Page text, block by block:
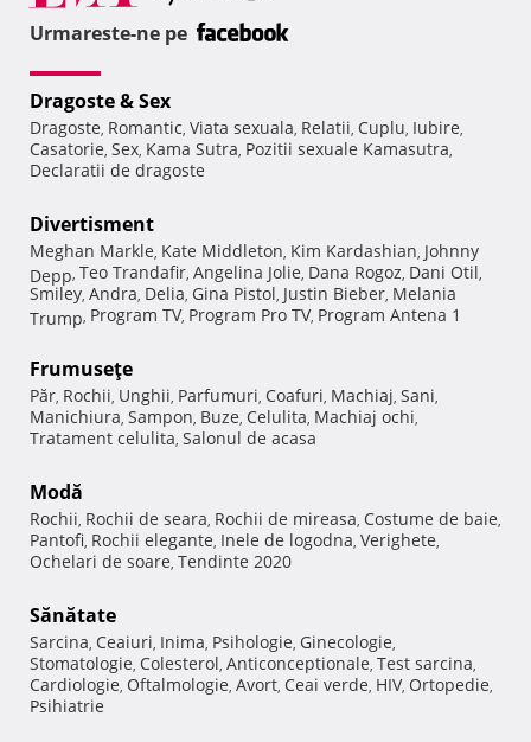
Urmareste-ne pe
Dragoste & Sex
Dragoste, Romantic, Viata sexuala, Relatii, Cuplu, Iubire,
Casatorie, Sex, Kama Sutra, Pozitii sexuale Kamasutra,
Declaratii de dragoste
Divertisment
Meghan Markle, Kate Middleton, Kim Kardashian, Johnny
Depp, Teo Trandafir, Angelina Jolie, Dana Rogoz, Dani Otil,
Smiley, Andra, Delia, Gina Pistol, Justin Bieber, Melania
Trump, Program TV, Program Pro TV, Program Antena 1
Frumuseţe
Păr, Rochii, Unghii, Parfumuri, Coafuri, Machiaj, Sani,
Manichiura, Sampon, Buze, Celulita, Machiaj ochi,
Tratament celulita, Salonul de acasa
Modă
Rochii, Rochii de seara, Rochii de mireasa, Costume de baie,
Pantofi, Rochii elegante, Inele de logodna, Verighete,
Ochelari de soare, Tendinte 2020
Sănătate
Sarcina, Ceaiuri, Inima, Psihologie, Ginecologie,
Stomatologie, Colesterol, Anticonceptionale, Test sarcina,
Cardiologie, Oftalmologie, Avort, Ceai verde, HIV, Ortopedie,
Psihiatrie